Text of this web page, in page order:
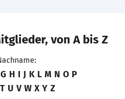
von A bis Z
G H I J K L M N O P
T U V W X Y Z